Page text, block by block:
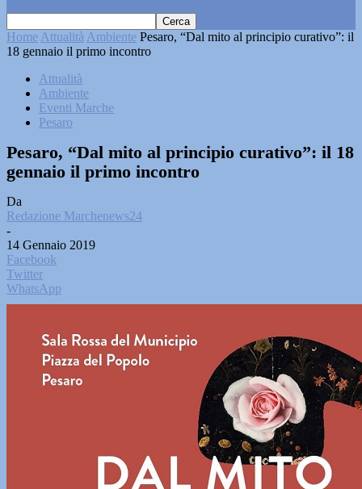
Home Attualità Ambiente Pesaro, “Dal mito al principio curativo”: il
18 gennaio il primo incontro
Attualità
Ambiente
Eventi Marche
Pesaro
Pesaro, “Dal mito al principio curativo”: il 18
gennaio il primo incontro
Da
Redazione Marchenews24
-
14 Gennaio 2019
Facebook
Twitter
WhatsApp